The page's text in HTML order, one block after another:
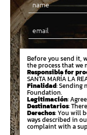
Before you send it,
the process that we
Responsible for
SANTA MARÍA LA
Finalidad: Sending
Foundation.
Legitimación:
Destinatarios:
Derechos: You will
ways described in
complaint with a